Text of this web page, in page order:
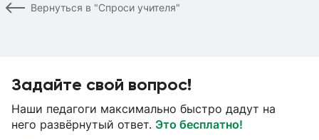
Вернуться в "Спроси учителя"
Задайте свой вопрос!
Наши педагоги максимально быстро дадут на
него развёрнутый ответ. Это бесплатно!